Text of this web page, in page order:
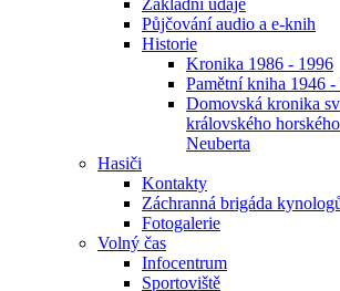
Základní údaje
Půjčování audio a e-knih
Historie
Kronika 1986 - 1996
Pamětní kniha 1946 -
Domovská kronika
královského
Neuberta
Hasiči
Kontakty
Záchranná brigáda
Fotogalerie
Volný čas
Infocentrum
Sportoviště